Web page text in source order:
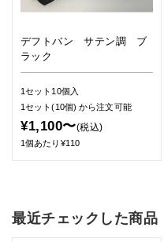
デフトバン サテン調 ブ
ラック
1セット10個入
1セット(10個)から注文可能
¥1,100〜(税込)
1個あたり¥110
最近チェックした商品